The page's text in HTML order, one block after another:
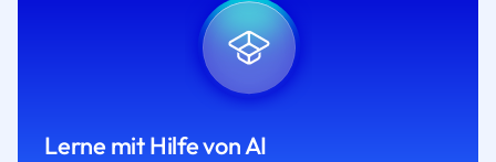
Lerne mit Hilfe von AI